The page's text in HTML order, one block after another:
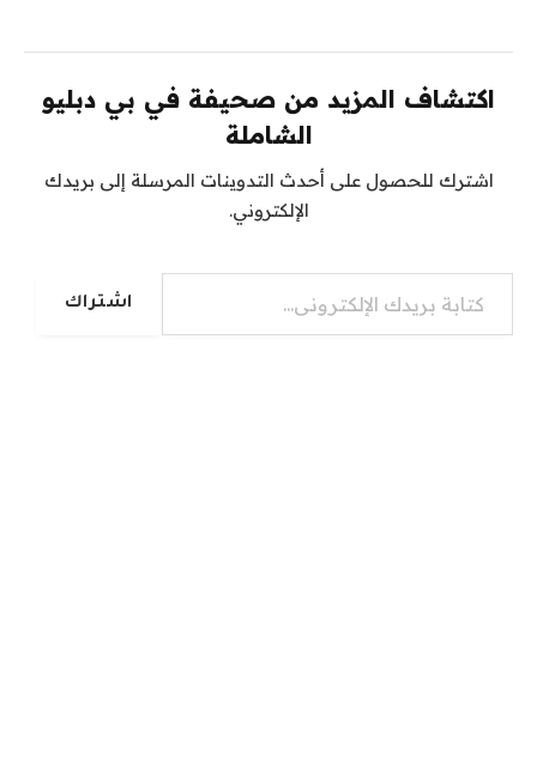
اكتشاف المزيد من صحيفة في بي دبليو
الشاملة
اشترك للحصول على أحدث التدوينات المرسلة إلى بريدك
الإلكتروني.
كتابة بريدك الإلكتروني...
اشتراك